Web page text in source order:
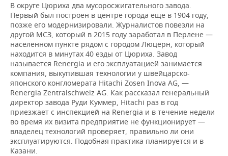
В округе Цюриха два мусоросжигательного завода.
Первый был построен в центре города еще в 1904 году,
позже его модернизировали. Журналистов повезли на
другой МСЗ, который в 2015 году заработал в Перлене —
населенном пункте рядом с городом Люцерн, который
находится в минутах 40 езды от Цюриха. Завод
называется Renergia и его эксплуатацией занимается
компания, выкупившая технологии у швейцарско-
японского конгломерата Hitachi Zosen Inova AG, —
Renergia Zentralschweiz AG. Как рассказал генеральный
директор завода Руди Куммер, Hitachi раз в год
приезжает с инспекцией на Renergia и в течение недели
во время их визита предприятие не функционирует —
владелец технологий проверяет, правильно ли они
эксплуатируются. Подобная практика планируется и в
Казани.